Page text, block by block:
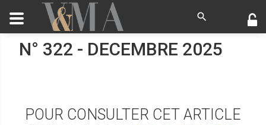
N° 322 - DECEMBRE 2025
POUR CONSULTER CET ARTICLE